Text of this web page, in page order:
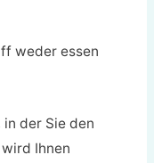
weder essen
der Sie den
Ihnen